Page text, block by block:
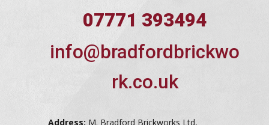
07771 393494
info@bradfordbrickwo
rk.co.uk
Address: M. Bradford Brickworks Ltd,